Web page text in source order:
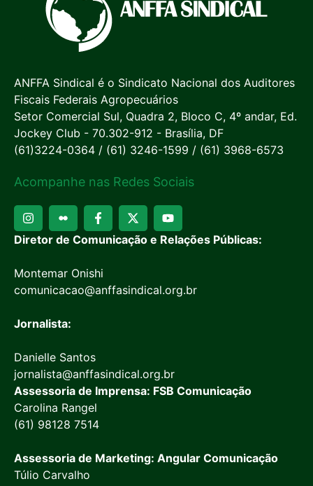
ANFFA Sindical é o Sindicato Nacional dos Auditores
Fiscais Federais Agropecuários
Setor Comercial Sul, Quadra 2, Bloco C, 4º andar, Ed.
Jockey Club - 70.302-912 - Brasília, DF
(61)3224-0364 / (61) 3246-1599 / (61) 3968-6573
Acompanhe nas Redes Sociais
Diretor de Comunicação e Relações Públicas:
Montemar Onishi
comunicacao@anffasindical.org.br
Jornalista:
Danielle Santos
jornalista@anffasindical.org.br
Assessoria de Imprensa: FSB Comunicação
Carolina Rangel
(61) 98128 7514
Assessoria de Marketing: Angular Comunicação
Túlio Carvalho